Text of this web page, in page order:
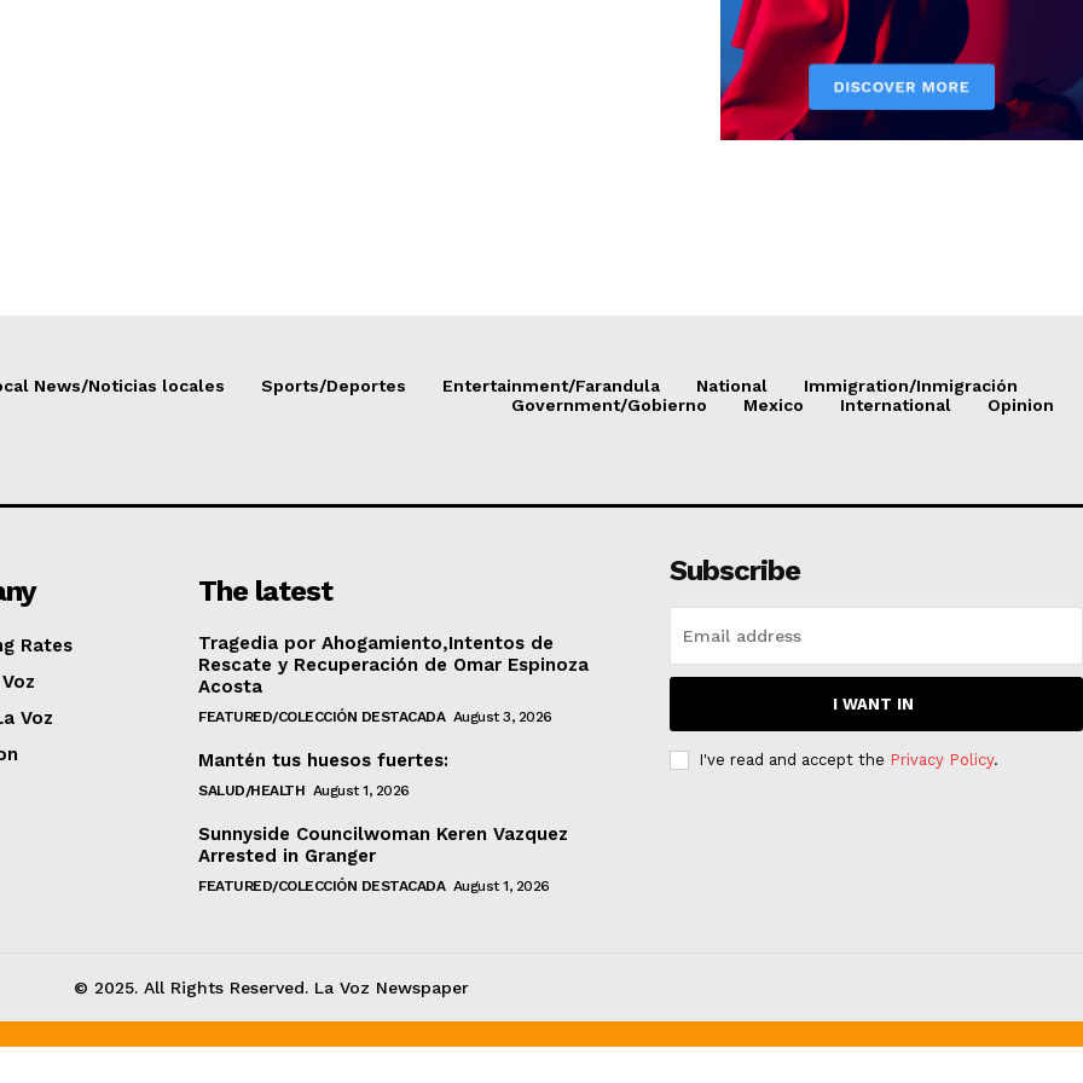
News/Noticias locales Sports/Deportes Entertainment/Farandula National
Immigration/Inmigración
Government/Gobierno
Mexico International Opinion
Rates
Voz
The latest
Tragedia por Ahogamiento,Intentos de
Rescate y Recuperación de Omar Espinoza
Acosta
FEATURED/COLECCIÓN DESTACADA August 3, 2026
Mantén tus huesos fuertes:
SALUD/HEALTH August 1, 2026
Sunnyside Councilwoman Keren Vazquez
Arrested in Granger
FEATURED/COLECCIÓN DESTACADA August 1, 2026
Subscribe
I WANT IN
I've read and accept the Privacy Policy.
© 2025. All Rights Reserved. La Voz Newspaper